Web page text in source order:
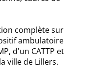
complète sur
ambulatoire
d'un CATTP et
ville de Lillers.